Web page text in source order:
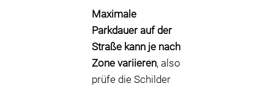
Maximale
Parkdauer auf der
Straße kann je nach
Zone variieren, also
prüfe die Schilder